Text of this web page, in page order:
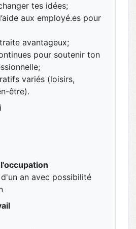
tes idées;
aux employé.es pour
avantageux;
pour soutenir ton
variés (loisirs,
être).
an avec possibilité